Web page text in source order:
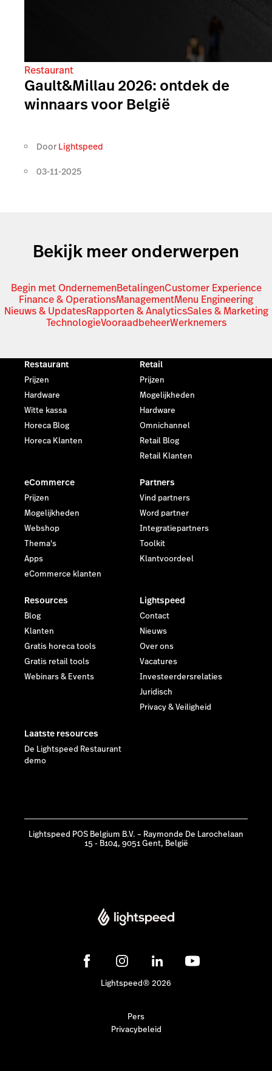
Restaurant
Gault&Millau 2026: ontdek de
winnaars voor België
Door Lightspeed
03-11-2025
Bekijk meer onderwerpen
Begin met OndernemenBetalingenCustomer Experience
Finance & OperationsManagementMenu Engineering
Nieuws & UpdatesRapporten & AnalyticsSales & Marketing
TechnologieVooraadbeheerWerknemers
Restaurant
Prijzen
Hardware
Witte kassa
Horeca Blog
Horeca Klanten
Retail
Prijzen
Mogelijkheden
Hardware
Omnichannel
Retail Blog
Retail Klanten
eCommerce
Prijzen
Mogelijkheden
Webshop
Thema's
Apps
eCommerce klanten
Partners
Vind partners
Word partner
Integratiepartners
Toolkit
Klantvoordeel
Resources
Blog
Klanten
Gratis horeca tools
Gratis retail tools
Webinars & Events
Lightspeed
Contact
Nieuws
Over ons
Vacatures
Investeerdersrelaties
Juridisch
Privacy & Veiligheid
Laatste resources
De Lightspeed Restaurant
demo
Lightspeed POS Belgium B.V. – Raymonde De Larochelaan
15 - B104, 9051 Gent, België
Lightspeed® 2026
Pers
Privacybeleid